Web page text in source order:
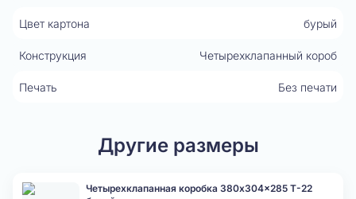
Цвет картона бурый
Конструкция Четырехклапанный короб
Печать Без печати
Другие размеры
Четырехклапанная коробка 380x304x285 Т-22